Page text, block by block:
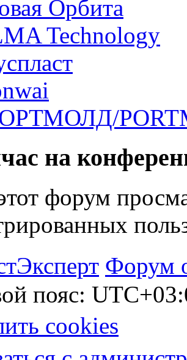
Орбита
Technology
на
форум
Форум
пояс:
cookies